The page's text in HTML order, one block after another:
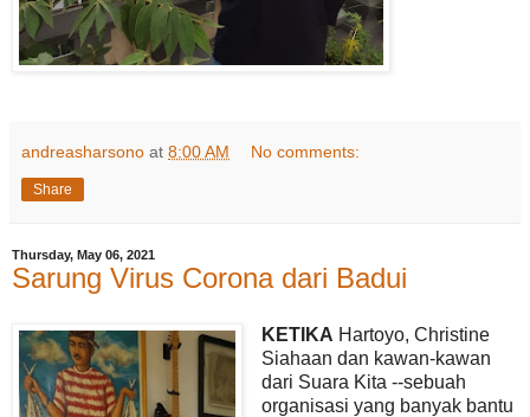
andreasharsono at 8:00 AM No comments:
Share
Thursday, May 06, 2021
Sarung Virus Corona dari Badui
KETIKA Hartoyo, Christine
Siahaan dan kawan-kawan
dari Suara Kita --sebuah
organisasi yang banyak bantu